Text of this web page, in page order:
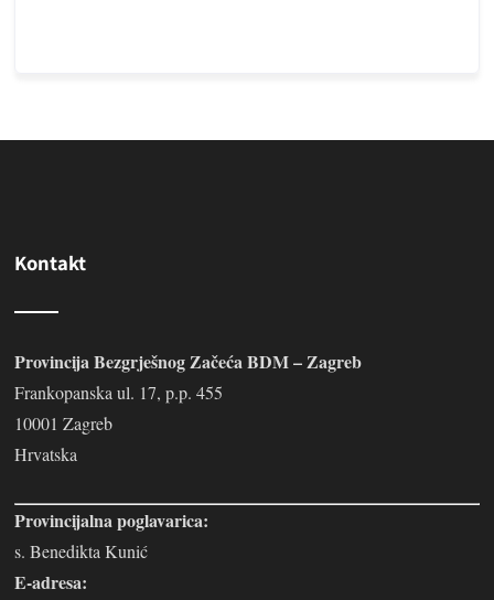
Kontakt
Provincija Bezgrješnog Začeća BDM – Zagreb
Frankopanska ul. 17, p.p. 455
10001 Zagreb
Hrvatska
Provincijalna poglavarica:
s. Benedikta Kunić
E-adresa: